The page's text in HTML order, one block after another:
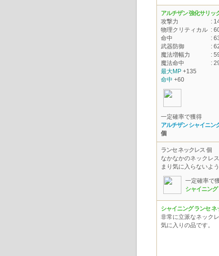
アルチザン 強化サリッ
攻撃力
:
物理クリティカル :
命中
:
武器防御
:
魔法増幅力
:
魔法命中
:
最大MP +135
命中 +60
一定確率で獲得
アルチザン シャイニン
個
ランセ ネックレス 個
なかなかのネックレ
まり気に入らないよ
一定確率で
シャイニン
シャイニング ランセ ネ
非常に立派なネック
気に入りの品です。